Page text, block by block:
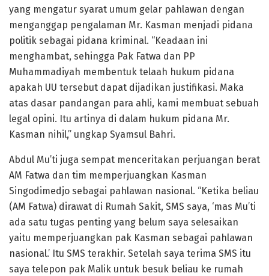
yang mengatur syarat umum gelar pahlawan dengan
menganggap pengalaman Mr. Kasman menjadi pidana
politik sebagai pidana kriminal. “Keadaan ini
menghambat, sehingga Pak Fatwa dan PP
Muhammadiyah membentuk telaah hukum pidana
apakah UU tersebut dapat dijadikan justifikasi. Maka
atas dasar pandangan para ahli, kami membuat sebuah
legal opini. Itu artinya di dalam hukum pidana Mr.
Kasman nihil,” ungkap Syamsul Bahri.
Abdul Mu’ti juga sempat menceritakan perjuangan berat
AM Fatwa dan tim memperjuangkan Kasman
Singodimedjo sebagai pahlawan nasional. “Ketika beliau
(AM Fatwa) dirawat di Rumah Sakit, SMS saya, ‘mas Mu’ti
ada satu tugas penting yang belum saya selesaikan
yaitu memperjuangkan pak Kasman sebagai pahlawan
nasional.’ Itu SMS terakhir. Setelah saya terima SMS itu
saya telepon pak Malik untuk besuk beliau ke rumah